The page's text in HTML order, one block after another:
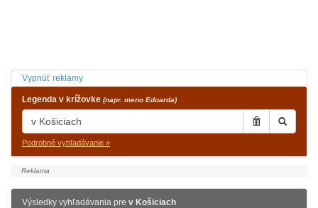
Vypnúť reklamy
Legenda v krížovke (napr. meno Eduarda)
Podrobné vyhľadávanie »
Výsledky vyhľadávania pre v Košiciach